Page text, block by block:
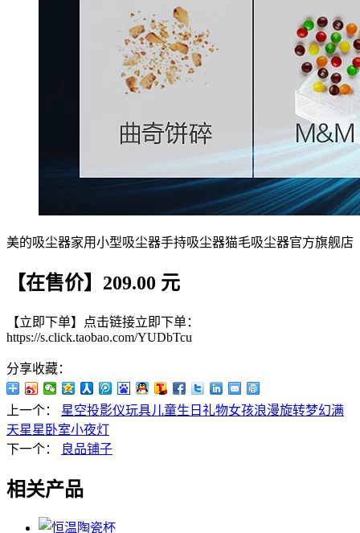
美的吸尘器家用小型吸尘器手持吸尘器猫毛吸尘器官方旗舰店
【在售价】209.00 元
【立即下单】点击链接立即下单：
https://s.click.taobao.com/YUDbTcu
分享收藏：
上一个： 星空投影仪玩具儿童生日礼物女孩浪漫旋转梦幻满
天星星卧室小夜灯
下一个：
良品铺子
相关产品